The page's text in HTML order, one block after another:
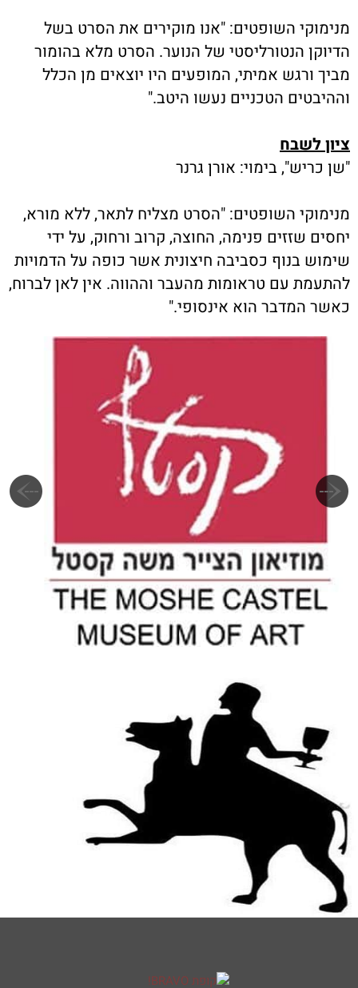
מנימוקי השופטים: "אנו מוקירים את הסרט בשל
הדיוקן הנטורליסטי של הנוער. הסרט מלא בהומור
מביך ורגש אמיתי, המופעים היו יוצאים מן הכלל
וההיבטים הטכניים נעשו היטב."
ציון לשבח
"שן כריש", בימוי: אורן גרנר
מנימוקי השופטים: "הסרט מצליח לתאר, ללא מורא,
יחסים שזזים פנימה, החוצה, קרוב ורחוק, על ידי
שימוש בנוף כסביבה חיצונית אשר כופה על הדמויות
להתעמת עם טראומות מהעבר וההווה. אין לאן לברוח,
כאשר המדבר הוא אינסופי."